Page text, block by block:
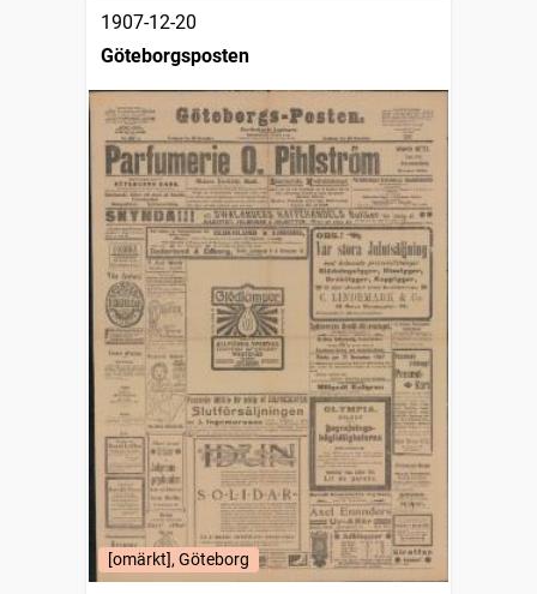
1907-12-20
Göteborgsposten
[omärkt], Göteborg